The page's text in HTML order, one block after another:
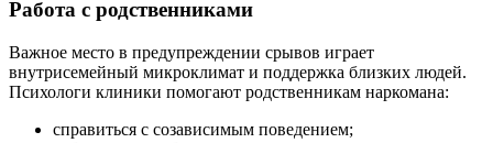
Работа с родственниками
Важное место в предупреждении срывов играет
внутрисемейный микроклимат и поддержка близких людей.
Психологи клиники помогают родственникам наркомана:
справиться с созависимым поведением;